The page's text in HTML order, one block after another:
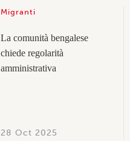
Migranti
La comunità bengalese
chiede regolarità
amministrativa
28 Oct 2025